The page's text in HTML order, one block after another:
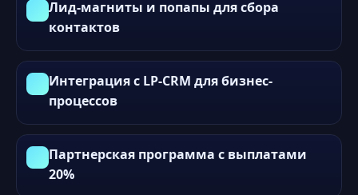
Лид-магниты и попапы для сбора
контактов
Интеграция с LP-CRM для бизнес-
процессов
Партнерская программа с выплатами
20%